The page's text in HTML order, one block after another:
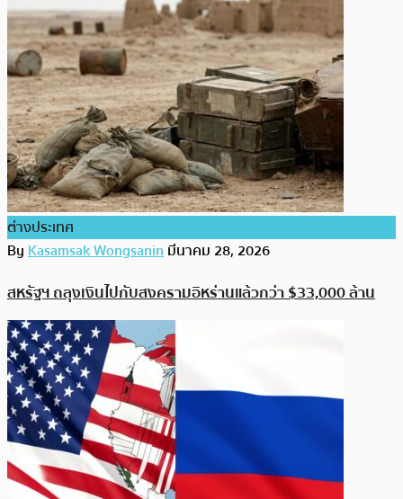
ต่างประเทศ
ByKasamsak Wongsaninมีนาคม 28, 2026
สหรัฐฯ ถลุงเงินไปกับสงครามอิหร่านแล้วกว่า $33,000 ล้าน